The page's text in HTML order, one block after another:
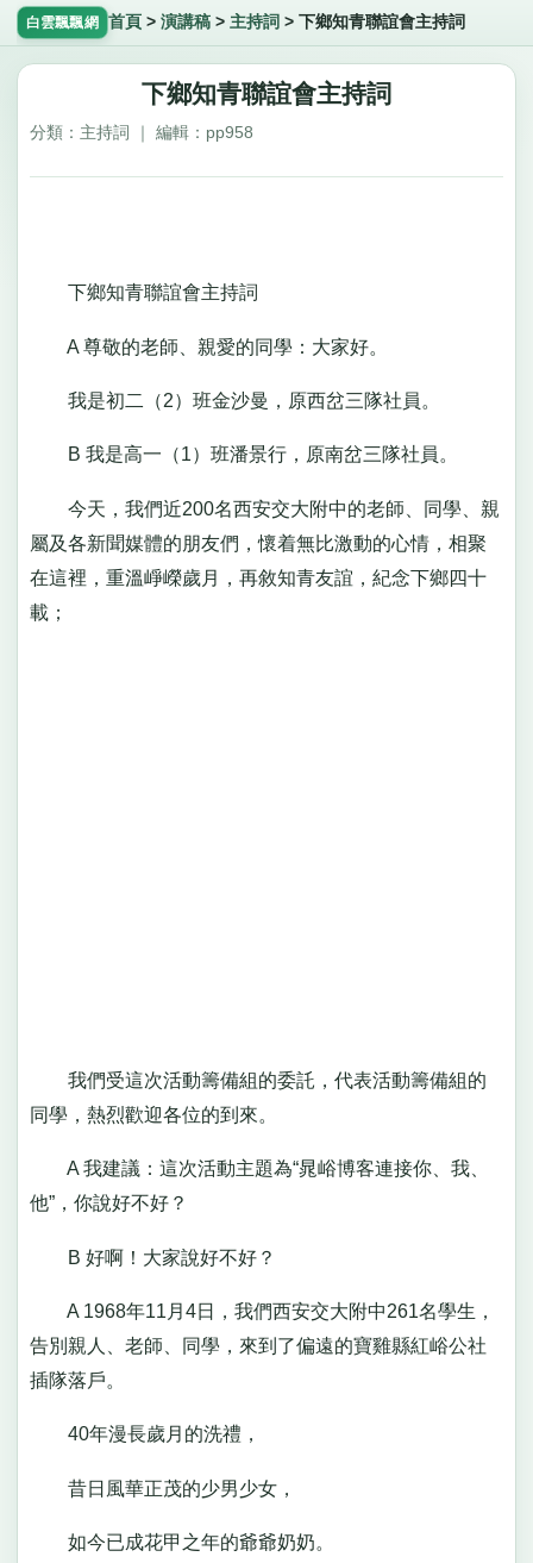
白雲飄飄網 首頁 > 演講稿> 主持詞 > 下鄉知青聯誼會主持詞
下鄉知青聯誼會主持詞
分類：主持詞 ｜ 編輯：pp958
下鄉知青聯誼會主持詞
A 尊敬的老師、親愛的同學：大家好。
我是初二（2）班金沙曼，原西岔三隊社員。
B 我是高一（1）班潘景行，原南岔三隊社員。
今天，我們近200名西安交大附中的老師、同學、親
屬及各新聞媒體的朋友們，懷着無比激動的心情，相聚
在這裡，重溫崢嶸歲月，再敘知青友誼，紀念下鄉四十
載；
我們受這次活動籌備組的委託，代表活動籌備組的
同學，熱烈歡迎各位的到來。
A 我建議：這次活動主題為“晁峪博客連接你、我、
他”，你說好不好？
B 好啊！大家說好不好？
A 1968年11月4日，我們西安交大附中261名學生，
告別親人、老師、同學，來到了偏遠的寶雞縣紅峪公社
插隊落戶。
40年漫長歲月的洗禮，
昔日風華正茂的少男少女，
如今已成花甲之年的爺爺奶奶。